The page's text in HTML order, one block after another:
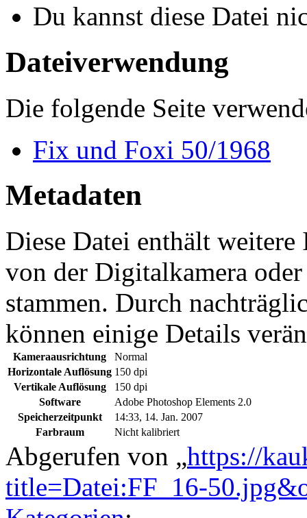
Du kannst diese Datei
Dateiverwendung
Die folgende Seite
Fix und Foxi 50/1968
Metadaten
Diese Datei enthält
von der Digitalkamera
stammen. Durch
können einige Details
Kameraausrichtung
Normal
Horizontale Auflösung 150 dpi
Vertikale Auflösung
150 dpi
Software
Adobe Photoshop Elements 2.0
Speicherzeitpunkt
14:33, 14. Jan. 2007
Farbraum
Nicht kalibriert
Abgerufen von „https://
title=Datei:FF_16-